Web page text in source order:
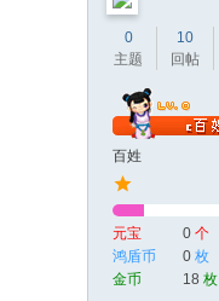
0
主题
10
回帖
百姓
元宝 0 个
鸿盾币
0 枚
金币
18 枚